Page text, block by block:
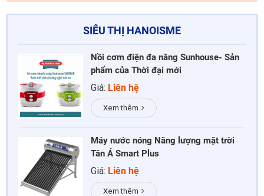
SIÊU THỊ HANOISME
Nồi cơm điện đa năng Sunhouse- Sản
phẩm của Thời đại mới
Giá: Liên hệ
Xem thêm
Máy nước nóng Năng lượng mặt trời
Tân Á Smart Plus
Giá: Liên hệ
Xem thêm